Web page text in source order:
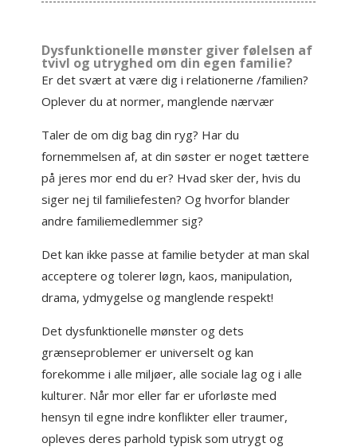
Dysfunktionelle mønster giver følelsen af
tvivl og utryghed om din egen familie?
Er det svært at være dig i relationerne /familien?
Oplever du at normer, manglende nærvær
Taler de om dig bag din ryg? Har du
fornemmelsen af, at din søster er noget tættere
på jeres mor end du er? Hvad sker der, hvis du
siger nej til familiefesten? Og hvorfor blander
andre familiemedlemmer sig?
Det kan ikke passe at familie betyder at man skal
acceptere og tolerer løgn, kaos, manipulation,
drama, ydmygelse og manglende respekt!
Det dysfunktionelle mønster og dets
grænseproblemer er universelt og kan
forekomme i alle miljøer, alle sociale lag og i alle
kulturer. Når mor eller far er uforløste med
hensyn til egne indre konflikter eller traumer,
opleves deres parhold typisk som utrygt og